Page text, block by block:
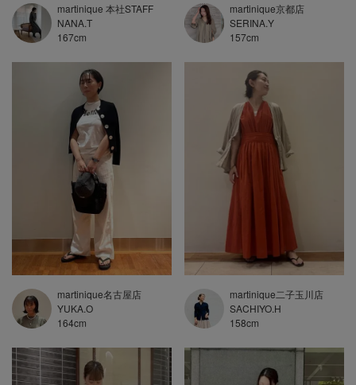
NANA.T
martinique 本社STAFF
167cm
SERINA.Y
martinique京都店
157cm
YUKA.O
martinique名古屋店
164cm
SACHIYO.H
martinique二子玉川店
158cm